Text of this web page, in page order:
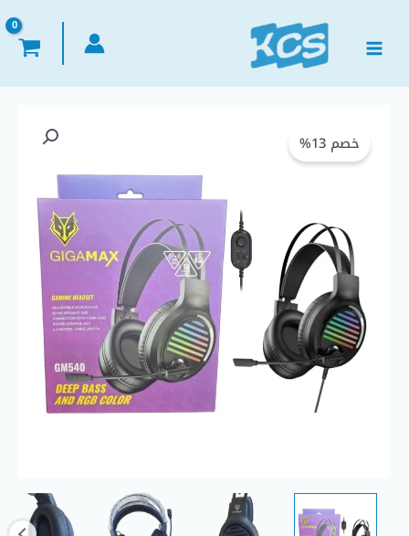
المحتوى
خصم 13%
الأصلي
هو:
EGP 600,00.
الحالي
EGP 525,00.
Headphone
Aux
GM540
هيدفون